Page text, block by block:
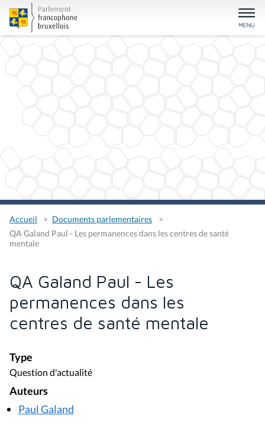
Accueil
Documents parlementaires
QA Galand Paul - Les permanences dans les centres de santé
mentale
QA Galand Paul - Les
permanences dans les
centres de santé mentale
Type
Question d'actualité
Auteurs
Paul Galand